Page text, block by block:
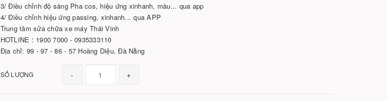
3/ Điều chỉnh độ sáng Pha cos, hiệu ứng xinhanh, màu... qua app
4/ Điều chỉnh hiệu ứng passing, xinhanh... qua APP
Trung tâm sửa chữa xe máy Thái Vinh
HOTLINE : 1900 7000 - 0935333110
Địa chỉ: 99 - 97 - 86 - 57 Hoàng Diệu, Đà Nẵng
SỐ LƯỢNG - +